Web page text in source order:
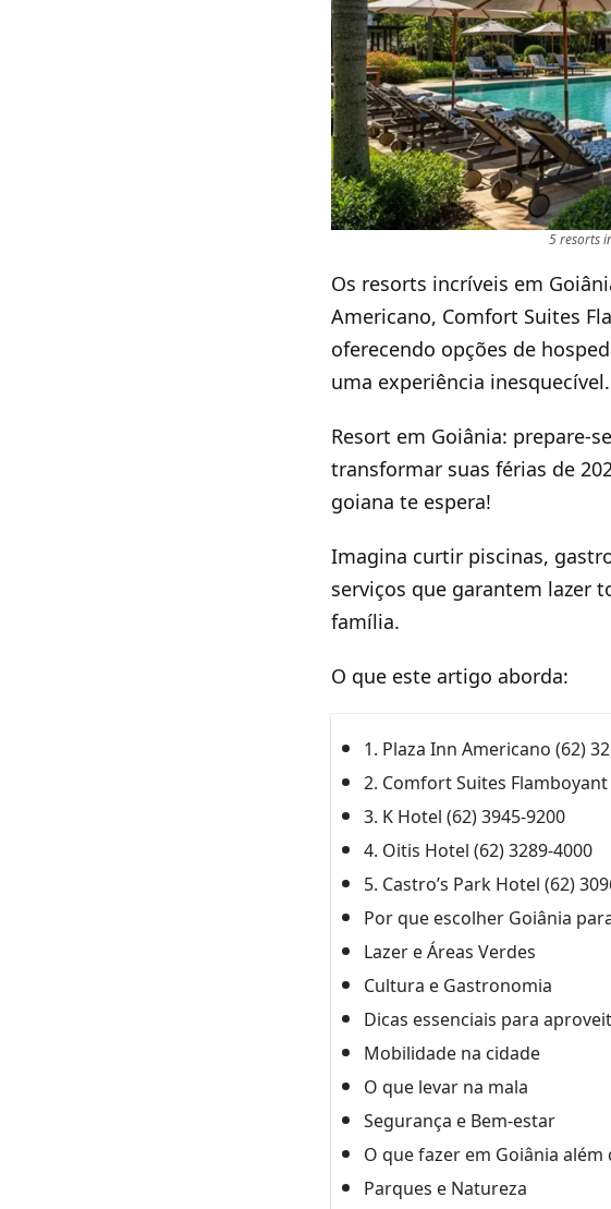
5 resorts
Os resorts incríveis em
Americano, Comfort Suites
oferecendo opções de
uma experiência inesquecível.
Resort em Goiânia: prepare-
transformar suas férias de
goiana te espera!
Imagina curtir piscinas,
serviços que garantem lazer
família.
O que este artigo aborda:
1. Plaza Inn Americano (62)
2. Comfort Suites Flamboyant
3. K Hotel (62) 3945-9200
4. Oitis Hotel (62) 3289-4000
5. Castro’s Park Hotel (62)
Por que escolher Goiânia
Lazer e Áreas Verdes
Cultura e Gastronomia
Dicas essenciais para
Mobilidade na cidade
O que levar na mala
Segurança e Bem-estar
O que fazer em Goiânia além
Parques e Natureza